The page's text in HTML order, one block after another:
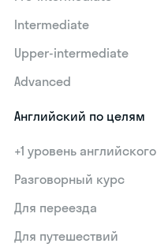
Intermediate
Upper-intermediate
Advanced
Английский по целям
+1 уровень английского
Разговорный курс
Для переезда
Для путешествий